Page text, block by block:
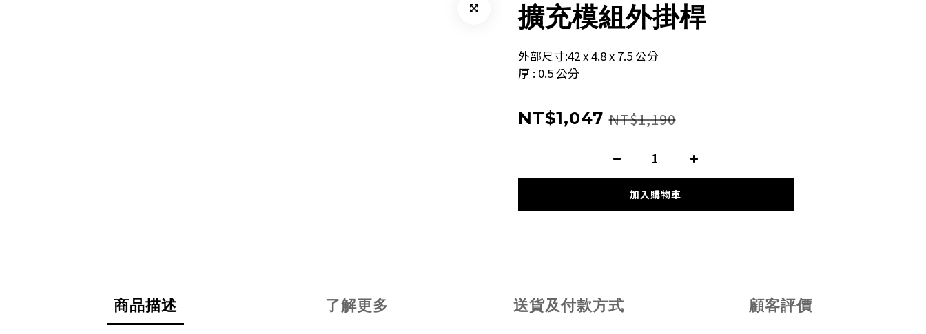
擴充模組外掛桿
外部尺寸:42 x 4.8 x 7.5 公分
厚 : 0.5 公分
NT$1,047 NT$1,190
加入購物車
商品描述 了解更多 送貨及付款方式 顧客評價